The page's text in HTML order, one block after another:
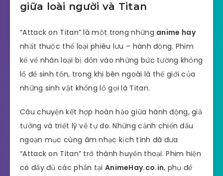
giữa loài người và Titan
“Attack on Titan” là một trong những anime hay
nhất thuộc thể loại phiêu lưu – hành động. Phim
kể về nhân loại bị dồn vào những bức tường khổng
lồ để sinh tồn, trong khi bên ngoài là thế giới của
những sinh vật khổng lồ gọi là Titan.
Câu chuyện kết hợp hoàn hảo giữa hành động, giả
tưởng và triết lý về tự do. Những cảnh chiến đấu
ngoạn mục cùng âm nhạc kịch tính đã đưa
“Attack on Titan” trở thành huyền thoại. Phim hiện
có đầy đủ các phần tại AnimeHay.co.in, phụ đề